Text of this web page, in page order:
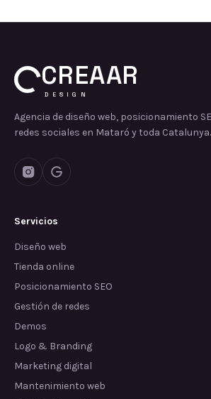
CREAAR
DESIGN
Agencia de diseño web, posicionamiento
redes sociales en Mataró y toda Catalunya.
Servicios
Diseño web
Tienda online
Posicionamiento SEO
Gestión de redes
Demos
Logo & Branding
Marketing digital
Mantenimiento web